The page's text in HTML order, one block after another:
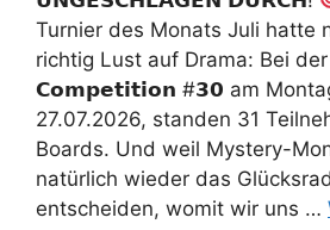
Turnier des Monats Juli hatte
richtig Lust auf Drama: Bei
𝗖𝗼𝗺𝗽𝗲𝘁𝗶𝘁𝗶𝗼𝗻 #𝟯𝟬 am
27.07.2026, standen 31
Boards. Und weil Mystery-
natürlich wieder das
entscheiden, womit wir uns …